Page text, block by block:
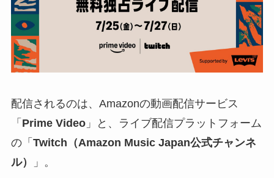
配信されるのは、Amazonの動画配信サービス
「 Prime Video」と、ライブ配信プラットフォーム
の「 Twitch（Amazon Music Japan公式チャンネ
ル）
」。